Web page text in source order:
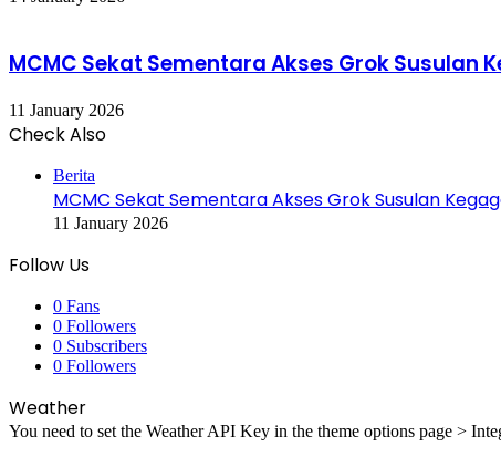
MCMC Sekat Sementara Akses Grok Susulan
11 January 2026
Check Also
Berita
MCMC Sekat Sementara Akses Grok Susulan
11 January 2026
Follow Us
0 Fans
0 Followers
0 Subscribers
0 Followers
Weather
You need to set the Weather API Key in the theme options page >